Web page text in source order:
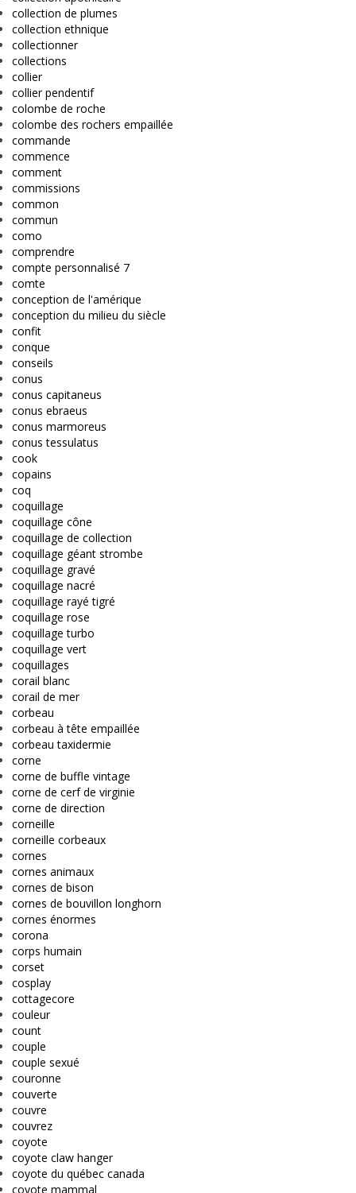
collection de plumes
collection ethnique
collectionner
collections
collier
collier pendentif
colombe de roche
colombe des rochers empaillée
commande
commence
comment
commissions
common
commun
como
comprendre
compte personnalisé 7
comte
conception de l'amérique
conception du milieu du siècle
confit
conque
conseils
conus
conus capitaneus
conus ebraeus
conus marmoreus
conus tessulatus
cook
copains
coq
coquillage
coquillage cône
coquillage de collection
coquillage géant strombe
coquillage gravé
coquillage nacré
coquillage rayé tigré
coquillage rose
coquillage turbo
coquillage vert
coquillages
corail blanc
corail de mer
corbeau
corbeau à tête empaillée
corbeau taxidermie
corne
corne de buffle vintage
corne de cerf de virginie
corne de direction
corneille
corneille corbeaux
cornes
cornes animaux
cornes de bison
cornes de bouvillon longhorn
cornes énormes
corona
corps humain
corset
cosplay
cottagecore
couleur
count
couple
couple sexué
couronne
couverte
couvre
couvrez
coyote
coyote claw hanger
coyote du québec canada
coyote mammal